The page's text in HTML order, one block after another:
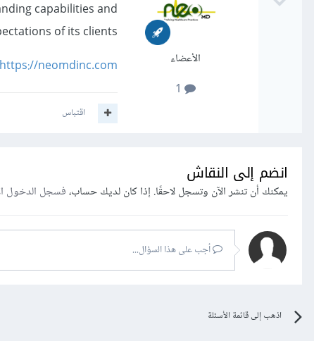
الأعضاء
capabilities and
of its clients.
https://neomdinc.com/
اقتباس
انضم إلى النقاش
يمكنك أن تنشر الآن وتسجل لاحقًا. إذا كان لديك حساب،فسجل الدخول
أجب على هذا السؤال...
اذهب إلى قائمة الأسئلة